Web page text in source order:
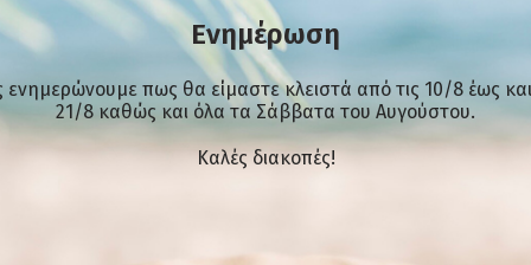
ΣΧΕΤΙΚΆ ΠΡΟΪΌΝΤΑ
-30%
Ενημέρωση
ενημερώνουμε πως θα είμαστε κλειστά από τις 10/8 έως και
21/8 καθώς και όλα τα Σάββατα του Αυγούστου.
Kαλές διακοπές!